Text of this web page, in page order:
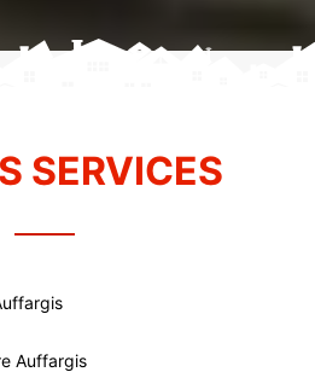
SERVICES
Auffargis